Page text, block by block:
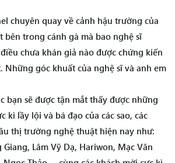
chuyên quay về cảnh hậu trường của
bên trong cánh gà mà bao nghệ sĩ
chưa khán giả nào được chứng kiến
Những góc khuất của nghệ sĩ và anh em
bạn sẽ được tận mắt thấy được những
kì lầy lội và bá đạo của các sao, các
thị trường nghệ thuật hiện nay như:
Lâm Vỹ Dạ, Hariwon, Mạc Văn